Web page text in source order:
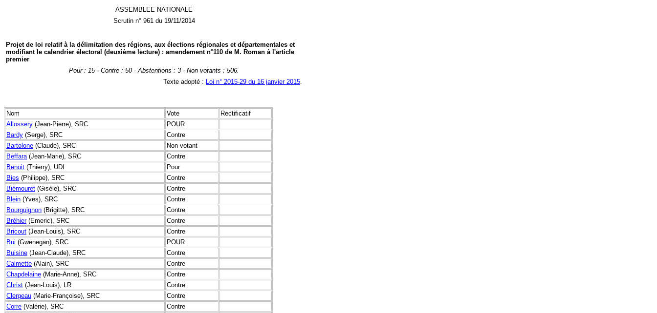
ASSEMBLEE NATIONALE
Scrutin n° 961 du 19/11/2014
Projet de loi relatif à la délimitation des régions, aux élections régionales et départementales et
modifiant le calendrier électoral (deuxième lecture) : amendement n°110 de M. Roman à l'article
premier
Pour : 15 - Contre : 50 - Abstentions : 3 - Non votants : 506.
Texte adopté : Loi n° 2015-29 du 16 janvier 2015.
Nom Vote
Rectificatif
Allossery (Jean-Pierre), SRC
POUR
Bardy (Serge), SRC
Contre
Bartolone (Claude), SRC
Non votant
Beffara(Jean-Marie), SRC
Contre
Benoit (Thierry), UDI
Pour
Bies (Philippe), SRC
Contre
Biémouret (Gisèle), SRC
Contre
Blein (Yves), SRC
Contre
Bourguignon (Brigitte), SRC
Contre
Bréhier(Emeric), SRC
Contre
Bricout (Jean-Louis), SRC
Contre
Bui (Gwenegan), SRC
POUR
Buisine (Jean-Claude), SRC
Contre
Calmette (Alain), SRC
Contre
Chapdelaine (Marie-Anne), SRC
Contre
Christ (Jean-Louis), LR
Contre
Clergeau (Marie-Françoise), SRC
Contre
Corre (Valérie), SRC
Contre